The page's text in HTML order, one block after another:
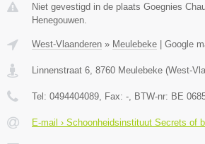
Niet gevestigd in de plaats Goegnies
Henegouwen.
West-Vlaanderen » Meulebeke | Google
Linnenstraat 6 8760 Meulebeke (West-
Tel: 0494404089 , Fax: - , BTW-nr: BE
E-mail › Schoonheidsinstituut Secrets of